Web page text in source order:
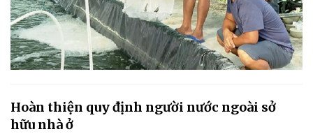
Hoàn thiện quy định người nước ngoài sở
hữu nhà ở